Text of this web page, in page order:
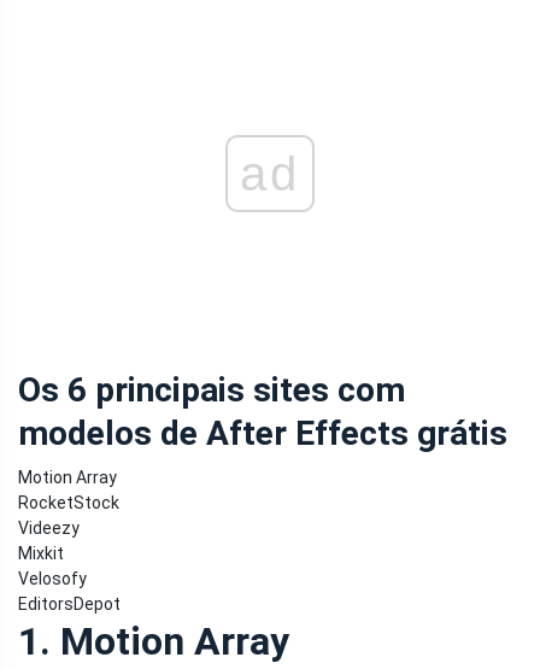
ad
Os 6 principais sites com
modelos de After Effects grátis
Motion Array
RocketStock
Videezy
Mixkit
Velosofy
EditorsDepot
1. Motion Array